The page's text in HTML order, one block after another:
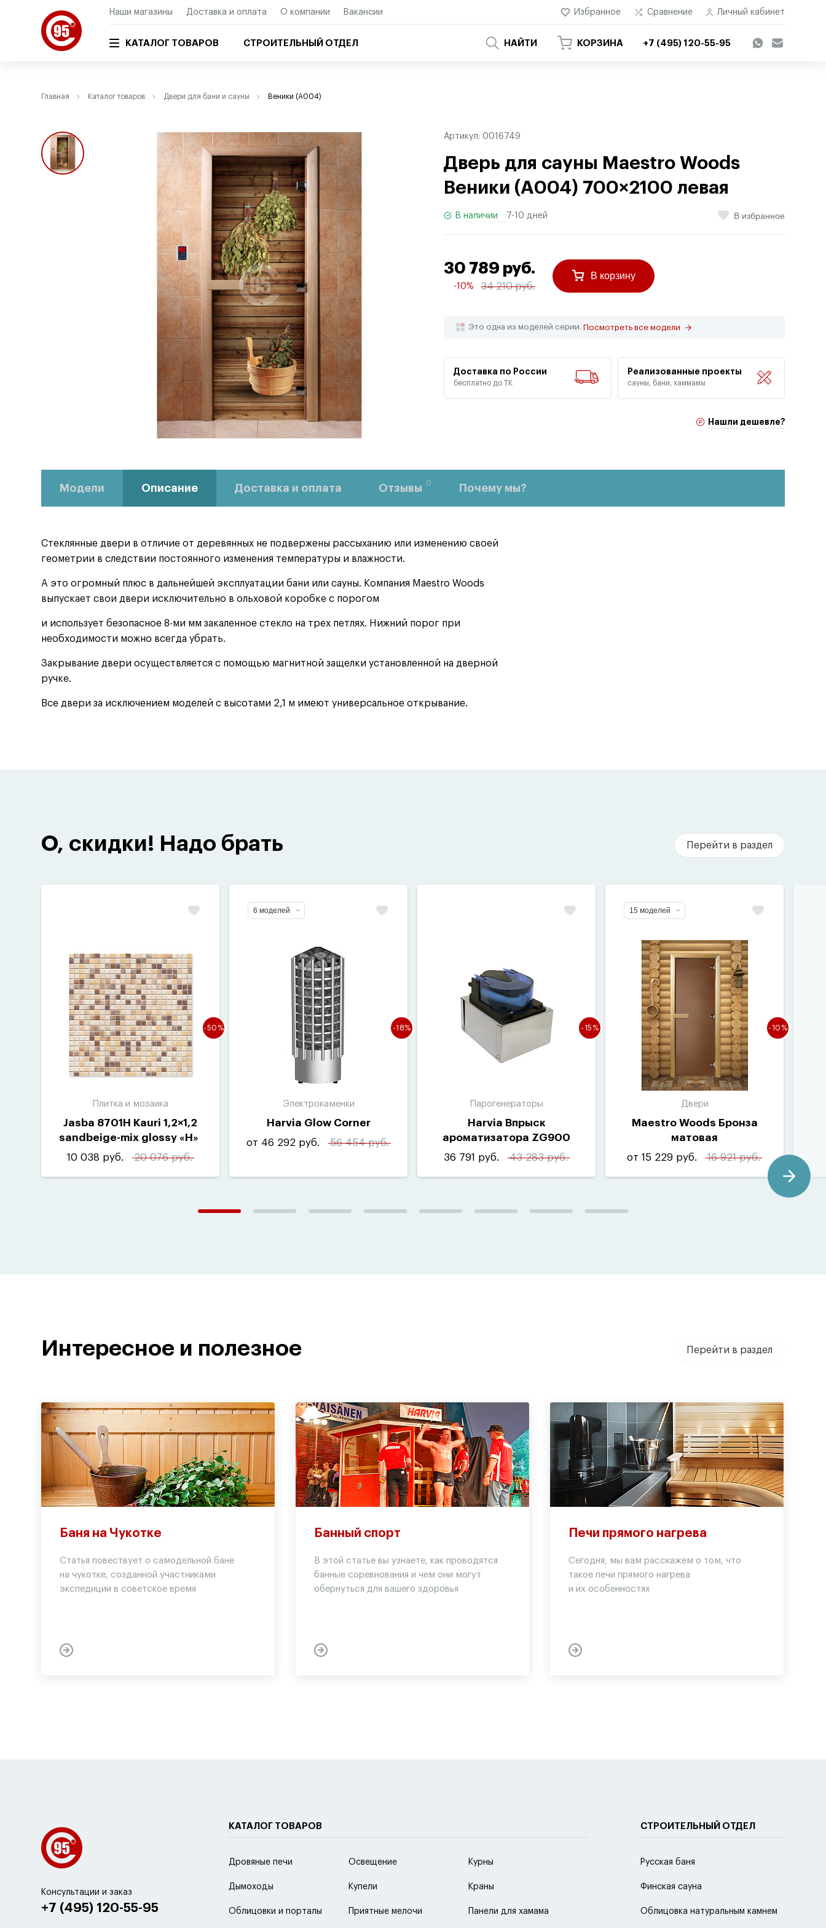
Наши магазины Доставка и оплата О компании Вакансии Избранное Сравнение Личный кабинет
КАТАЛОГ ТОВАРОВ СТРОИТЕЛЬНЫЙ ОТДЕЛ НАЙТИ КОРЗИНА +7 (495) 120-55-95
Главная Каталог товаров Двери для бани и сауны Веники (A004)
Артикул: 0016749
Дверь для сауны Maestro Woods
Веники (A004) 700×2100 левая
В наличии 7-10 дней В избранное
30 789 руб.
-10% 34 210 руб.
В корзину
Это одна из моделей серии. Посмотреть все модели
Доставка по России
бесплатно до ТК
Реализованные проекты
сауны, бани, хаммамы
Нашли дешевле?
Модели Описание Доставка и оплата Отзывы 0 Почему мы?
Стеклянные двери в отличие от деревянных не подвержены рассыханию или изменению своей
геометрии в следствии постоянного изменения температуры и влажности.
А это огромный плюс в дальнейшей эксплуатации бани или сауны. Компания Maestro Woods
выпускает свои двери исключительно в ольховой коробке с порогом
и использует безопасное 8-ми мм закаленное стекло на трех петлях. Нижний порог при
необходимости можно всегда убрать.
Закрывание двери осуществляется с помощью магнитной защелки установленной на дверной
ручке.
Все двери за исключением моделей с высотами 2,1 м имеют универсальное открывание.
О, скидки! Надо брать Перейти в раздел
-50%
Плитка и мозаика
Jasba 8701H Kauri 1,2×1,2
sandbeige-mix glossy « H»
10шт-1м²)
10 038 руб. 20 076 руб.
6 моделей
-18%
Электрокаменки
Harvia Glow Corner
от 46 292 руб.
56 454 руб.
-15%
Парогенераторы
Harvia Впрыск
ароматизатора ZG900
36 791 руб.
43 283 руб.
15 моделей
-10%
Двери
Maestro Woods Бронза
матовая
от 15 229 руб.
16 921 руб.
Интересное и полезное Перейти в раздел
Баня на Чукотке
Статья повествует о самодельной бане
на чукотке, созданной участниками
экспедиции в советское время
Банный спорт
В этой статье вы узнаете, как проводятся
банные соревнования и чем они могут
обернуться для вашего здоровья
Печи прямого нагрева
Сегодня, мы вам расскажем о том, что
такое печи прямого нагрева
и их особенностях
Консультации и заказ
+7 (495) 120-55-95
КАТАЛОГ ТОВАРОВ
Дровяные печи
Дымоходы
Облицовки и порталы
Освещение
Купели
Приятные мелочи
Курны
Краны
Панели для хамама
СТРОИТЕЛЬНЫЙ ОТДЕЛ
Русская баня
Финская сауна
Облицовка натуральным камнем